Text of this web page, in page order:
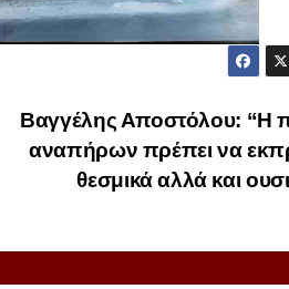
Βαγγέλης Αποστόλου: “Η
αναπήρων πρέπει να
θεσμικά αλλά και